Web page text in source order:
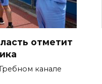
отметит
канале